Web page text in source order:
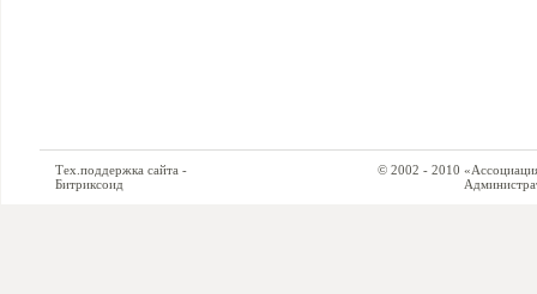
Тех.поддержка сайта -
Битриксоид
© 2002 - 2010 «Ассоциация